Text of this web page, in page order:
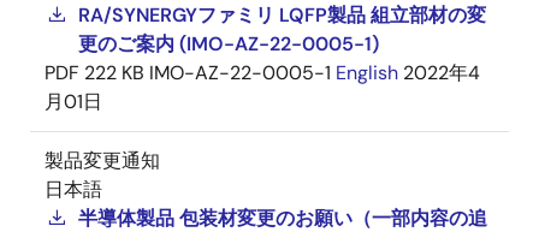
RA/SYNERGYファミリ LQFP製品 組立部材の変
更のご案内 (IMO-AZ-22-0005-1)
PDF 222 KB IMO-AZ-22-0005-1 English 2022年4
月01日
製品変更通知
日本語
半導体製品 包装材変更のお願い（一部内容の追